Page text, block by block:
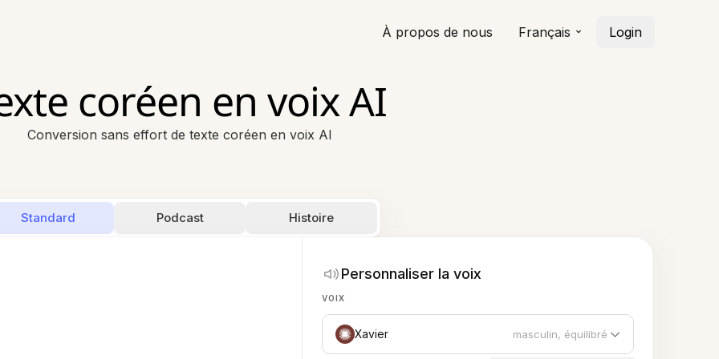
À propos de nous Français Login
coréen en voix AI
Conversion sans effort de texte coréen en voix AI
Standard Podcast Histoire
Personnaliser la voix
VOIX
Xavier masculin, équilibré